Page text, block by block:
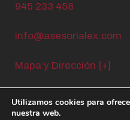
945 233 458
info@asesorialex.com
Mapa y Dirección [+]
Utilizamos cookies para
nuestra web.